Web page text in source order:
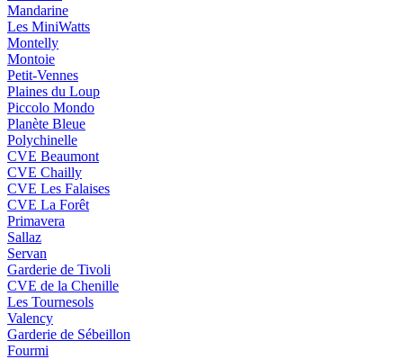
Mandarine
Les MiniWatts
Montelly
Montoie
Petit-Vennes
Plaines du Loup
Piccolo Mondo
Planète Bleue
Polychinelle
CVE Beaumont
CVE Chailly
CVE Les Falaises
CVE La Forêt
Primavera
Sallaz
Servan
Garderie de Tivoli
CVE de la Chenille
Les Tournesols
Valency
Garderie de Sébeillon
Fourmi